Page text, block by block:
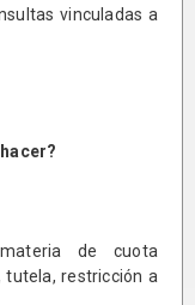
vinculadas a
de cuota
tutela, restricción a